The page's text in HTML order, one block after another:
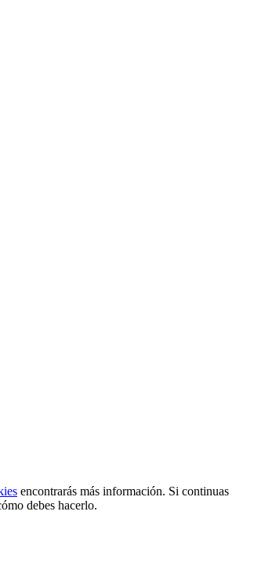
encontrarás más información. Si continuas
debes hacerlo.